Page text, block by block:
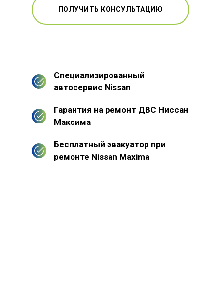
ПОЛУЧИТЬ КОНСУЛЬТАЦИЮ
Специализированный
автосервис Nissan
Гарантия на ремонт ДВС Ниссан
Максима
Бесплатный эвакуатор при
ремонте Nissan Maxima